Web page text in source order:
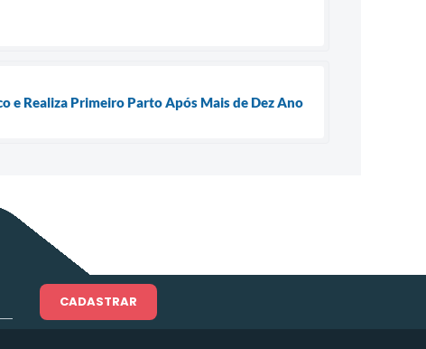
e Realiza Primeiro Parto Após Mais de Dez Ano
CADASTRAR